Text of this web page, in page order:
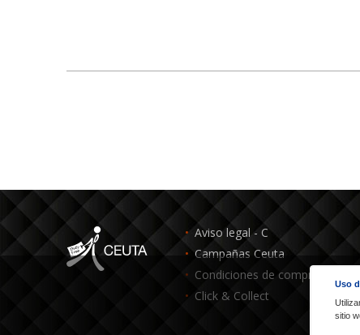
Aviso legal - C
Campañas Ceuta
Condiciones de compra - C
Click & Collect
Uso
sitio